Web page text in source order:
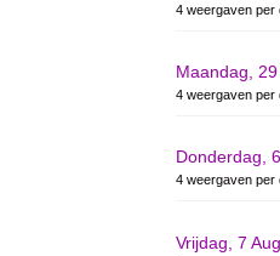
4 weergaven per
Maandag,
4 weergaven per
Donderdag,
4 weergaven per
Vrijdag, 7